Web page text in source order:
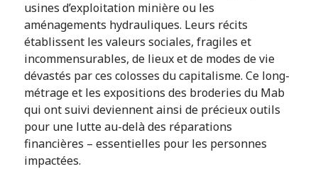
usines d’exploitation minière ou les
aménagements hydrauliques. Leurs récits
établissent les valeurs sociales, fragiles et
incommensurables, de lieux et de modes de vie
dévastés par ces colosses du capitalisme. Ce long-
métrage et les expositions des broderies du Mab
qui ont suivi deviennent ainsi de précieux outils
pour une lutte au-delà des réparations
financières – essentielles pour les personnes
impactées.